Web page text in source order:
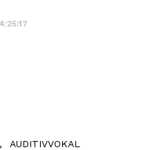
AUDITIVVOKAL